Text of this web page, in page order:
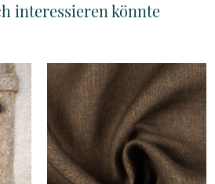
interessieren könnte